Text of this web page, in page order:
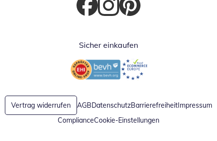
Öffnet in neuem Fenster
Öffnet in neuem Fenster
Öffnet in neuem Fenster
Sicher einkaufen
Öffnet in neuem FensterÖffnet in neuem Fenster
Vertrag widerrufen AGBDatenschutzBarrierefreiheitImpressum
ComplianceCookie-Einstellungen